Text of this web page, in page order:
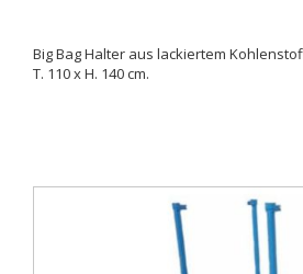
Big Bag Halter aus lackiertem
T. 110 x H. 140 cm.